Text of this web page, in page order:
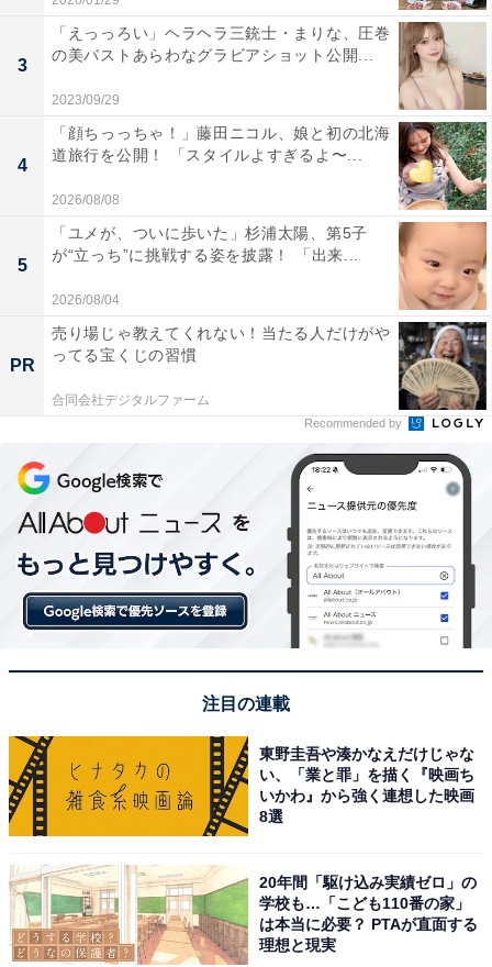
3
「えっっろい」ヘラヘラ三銃士・まりな、圧巻
の美バストあらわなグラビアショット公開...
2023/09/29
4
「顔ちっっちゃ！」藤田ニコル、娘と初の北海
道旅行を公開！ 「スタイルよすぎるよ〜...
2026/08/08
5
「ユメが、ついに歩いた」杉浦太陽、第5子
が“立っち”に挑戦する姿を披露！ 「出来...
2026/08/04
PR
売り場じゃ教えてくれない！当たる人だけがや
ってる宝くじの習慣
合同会社デジタルファーム
Recommended by
注目の連載
東野圭吾や湊かなえだけじゃな
い、「業と罪」を描く『映画ち
いかわ』から強く連想した映画
8選
20年間「駆け込み実績ゼロ」の
学校も…「こども110番の家」
は本当に必要？ PTAが直面する
理想と現実